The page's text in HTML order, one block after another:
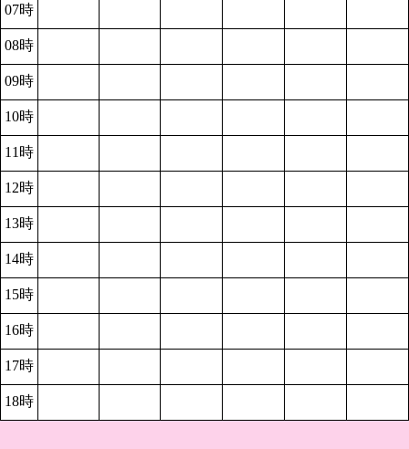
07時
08時
09時
10時
11時
12時
13時
14時
15時
16時
17時
18時